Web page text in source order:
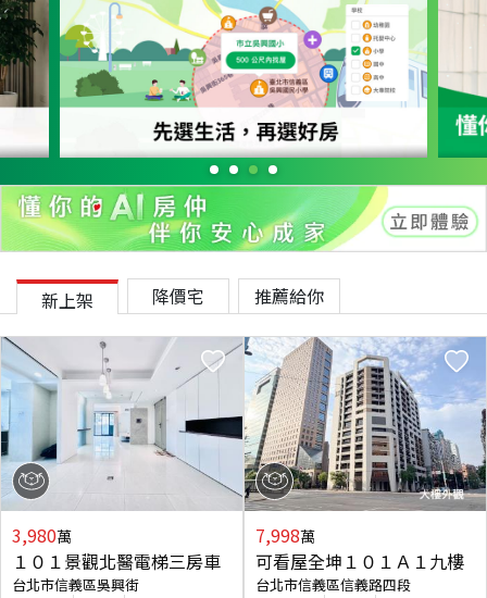
新上架 降價宅 推薦給你
3,980萬
１０１景觀北醫電梯三房車
台北市信義區吳興街
7,998萬
可看屋全坤１０１Ａ１九樓
台北市信義區信義路四段